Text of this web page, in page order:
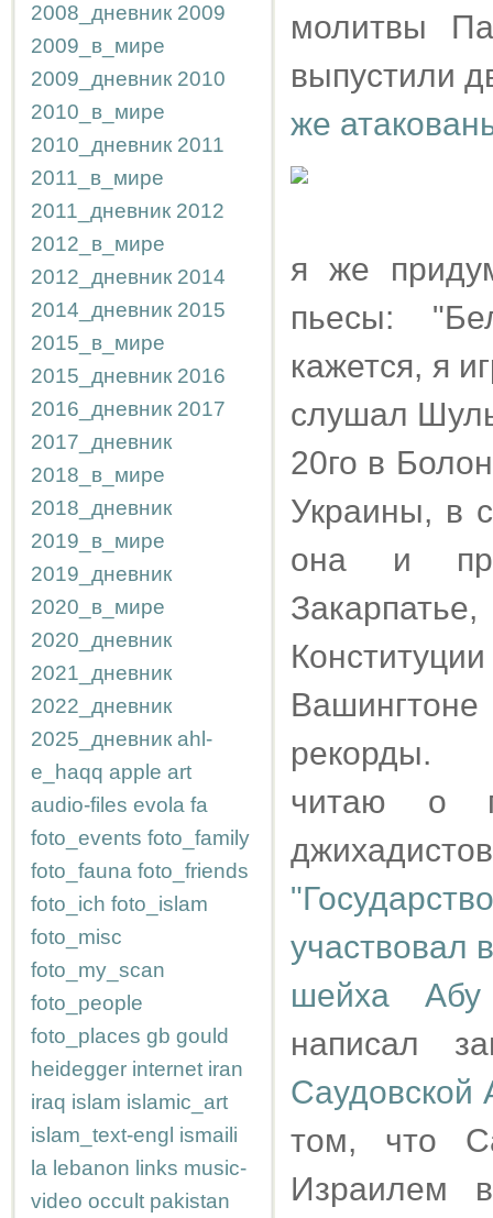
2008_дневник 2009
2009_в_мире
2009_дневник 2010
2010_в_мире
2010_дневник 2011
2011_в_мире
2011_дневник 2012
2012_в_мире
2012_дневник 2014
2014_дневник 2015
2015_в_мире
2015_дневник 2016
2016_дневник 2017
2017_дневник
2018_в_мире
2018_дневник
2019_в_мире
2019_дневник
2020_в_мире
2020_дневник
2021_дневник
2022_дневник
2025_дневник ahl-
e_haqq apple art
audio-files evola fa
foto_events foto_family
foto_fauna foto_friends
foto_ich foto_islam
foto_misc
foto_my_scan
foto_people
foto_places gb gould
heidegger internet iran
iraq islam islamic_art
islam_text-engl ismaili
la lebanon links music-
video occult pakistan
молитвы
выпустили
же
я же
пьесы:
кажется, я
слушал
20го в
Украины, в
она и
рекорды.
читаю о
участвовал
шейха
написал
Саудовской
том, что
Израилем